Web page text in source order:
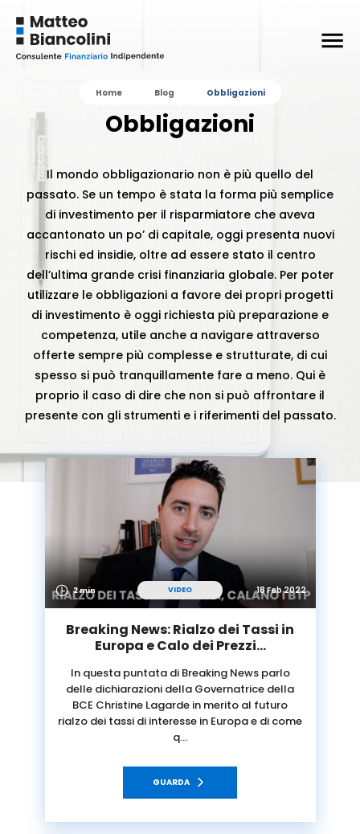
Home Blog Obbligazioni
Obbligazioni
Il mondo obbligazionario non è più quello del
passato. Se un tempo è stata la forma più semplice
di investimento per il risparmiatore che aveva
accantonato un po’ di capitale, oggi presenta nuovi
rischi ed insidie, oltre ad essere stato il centro
dell’ultima grande crisi finanziaria globale. Per poter
utilizzare le obbligazioni a favore dei propri progetti
di investimento è oggi richiesta più preparazione e
competenza, utile anche a navigare attraverso
offerte sempre più complesse e strutturate, di cui
spesso si può tranquillamente fare a meno. Qui è
proprio il caso di dire che non si può affrontare il
presente con gli strumenti e i riferimenti del passato.
2 min VIDEO 18 Feb 2022
Breaking News: Rialzo dei Tassi in
Europa e Calo dei Prezzi…
In questa puntata di Breaking News parlo
delle dichiarazioni della Governatrice della
BCE Christine Lagarde in merito al futuro
rialzo dei tassi di interesse in Europa e di come
q…
GUARDA